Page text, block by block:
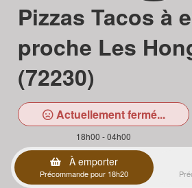
Pizzas Tacos à
proche Les
(72230)
Actuellement fermé...
18h00 - 04h00
À emporter
Précommande pour 18h20